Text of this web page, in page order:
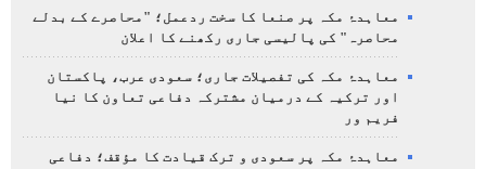
معاہدۂ مکہ پر صنعا کا سخت ردعمل؛ "محاصرے کے بدلے
محاصرہ" کی پالیسی جاری رکھنے کا اعلان
معاہدۂ مکہ کی تفصیلات جاری؛ سعودی عرب، پاکستان
اور ترکیہ کے درمیان مشترکہ دفاعی تعاون کا نیا
فریم ور
معاہدۂ مکہ پر سعودی و ترک قیادت کا مؤقف؛ دفاعی